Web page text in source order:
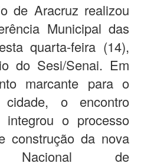
de Aracruz realizou
Municipal das
quarta-feira (14),
do Sesi/Senai. Em
marcante para o
o encontro
integrou o processo
construção da nova
Nacional de